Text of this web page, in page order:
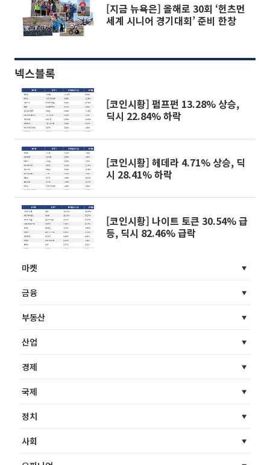
[지금 뉴욕은] 올해로 30회 ‘헌츠먼
세계 시니어 경기대회’ 준비 한창
넥스블록
[코인시황] 펌프펀 13.28% 상승,
딕시 22.84% 하락
[코인시황] 헤데라 4.71% 상승, 딕
시 28.41% 하락
[코인시황] 나이트 토큰 30.54% 급
등, 딕시 82.46% 급락
마켓
금융
부동산
산업
경제
국제
정치
사회